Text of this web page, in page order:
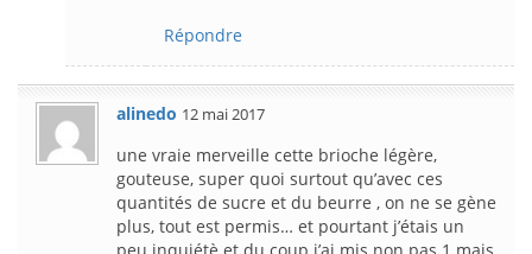
Répondre
alinedo 12 mai 2017
une vraie merveille cette brioche légère,
gouteuse, super quoi surtout qu’avec ces
quantités de sucre et du beurre , on ne se gène
plus, tout est permis… et pourtant j’étais un